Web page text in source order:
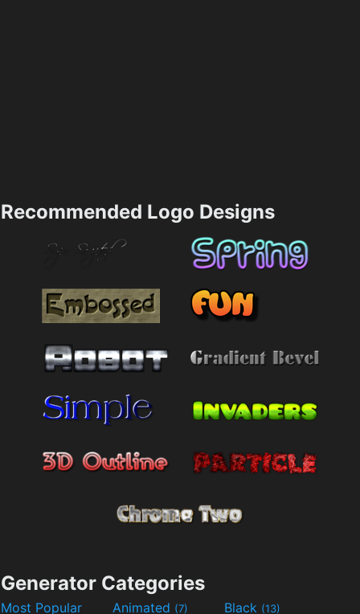
Recommended Logo Designs
Generator Categories
Most Popular Animated (7) Black (13)